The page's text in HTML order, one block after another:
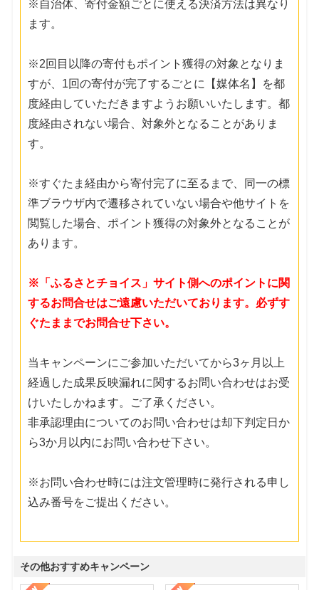
※自治体、寄付金額ごとに使える決済方法は異なり
ます。
※2回目以降の寄付もポイント獲得の対象となりま
すが、1回の寄付が完了するごとに【媒体名】を都
度経由していただきますようお願いいたします。都
度経由されない場合、対象外となることがありま
す。
※すぐたま経由から寄付完了に至るまで、同一の標
準ブラウザ内で遷移されていない場合や他サイトを
閲覧した場合、ポイント獲得の対象外となることが
あります。
※「ふるさとチョイス」サイト側へのポイントに関
するお問合せはご遠慮いただいております。必ずす
ぐたままでお問合せ下さい。
当キャンペーンにご参加いただいてから3ヶ月以上
経過した成果反映漏れに関するお問い合わせはお受
けいたしかねます。ご了承ください。
非承認理由についてのお問い合わせは却下判定日か
ら3か月以内にお問い合わせ下さい。
※お問い合わせ時には注文管理時に発行される申し
込み番号をご提出ください。
その他おすすめキャンペーン